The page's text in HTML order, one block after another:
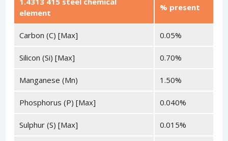
element
% present
Carbon (C) [Max] 0.05%
Silicon (Si) [Max] 0.70%
Manganese (Mn) 1.50%
Phosphorus (P) [Max] 0.040%
Sulphur (S) [Max] 0.015%